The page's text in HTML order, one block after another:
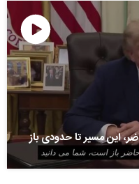
Play
Video
این مسیر تا حدودی باز